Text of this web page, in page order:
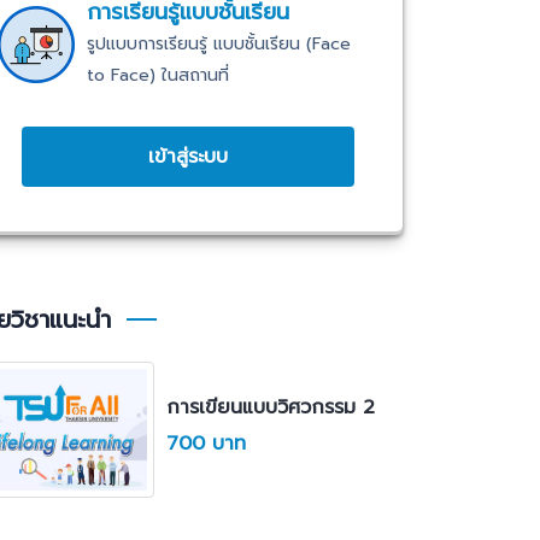
การเรียนรู้แบบชั้นเรียน
รูปแบบการเรียนรู้ แบบชั้นเรียน (Face
to Face) ในสถานที่
เข้าสู่ระบบ
วิชาแนะนำ
การเขียนแบบวิศวกรรม 2
700 บาท